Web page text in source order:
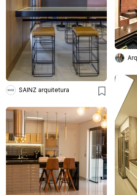
SAINZ arquitetura